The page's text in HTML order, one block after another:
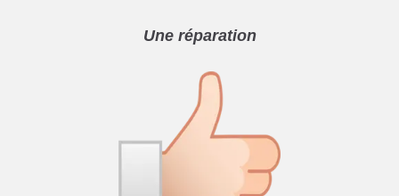
Une réparation